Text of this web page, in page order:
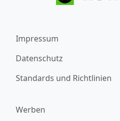
Impressum
Datenschutz
Standards und Richtlinien
Werben